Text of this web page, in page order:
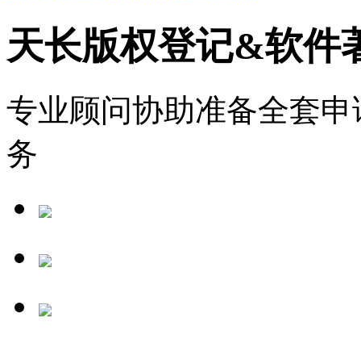
天长版权登记&软件
专业顾问协助准备全套
务